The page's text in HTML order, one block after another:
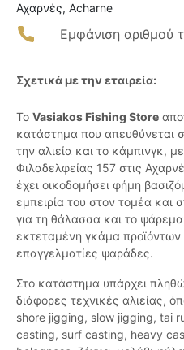
Αχαρνές, Acharne
Εμφάνιση αριθμού
Σχετικά με την εταιρεία:
Το Vasiakos Fishing Store
κατάστημα που απευθύνεται
την αλιεία και το κάμπινγκ,
Φιλαδελφείας 157 στις
έχει οικοδομήσει φήμη
εμπειρία του στον τομέα και
για τη θάλασσα και το
εκτεταμένη γκάμα προϊόντων
επαγγελματίες ψαράδες.
Στο κατάστημα υπάρχει
διάφορες τεχνικές αλιείας,
shore jigging, slow jigging, tai
casting, surf casting, heavy